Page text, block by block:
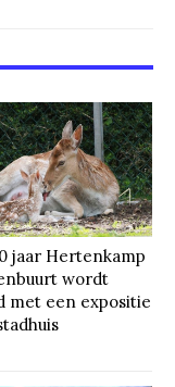
jaar Hertenkamp
wordt
met een expositie